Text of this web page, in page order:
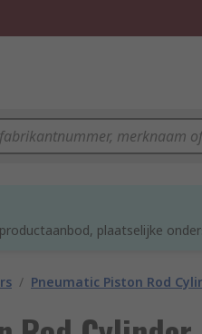
plaatselijke
/ Pneumatic Piston Rod